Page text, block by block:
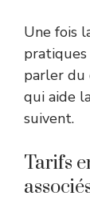
Une fois
pratiques
parler du
qui aide
suivent.
Tarifs